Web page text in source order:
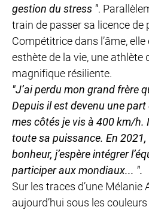
gestion dustress ".
train de passer sa licence de
Compétitrice dans l’âme,
esthète de la vie, une athlète
magnifique résiliente.
"J’ai perdu mon grand frère
Depuis il est devenu une part
mes côtés je vis à 400 km/h.
toute sa puissance. En 2021,
bonheur, j’espère intégrer
participer aux mondiaux... ".
Sur les traces d’une Mélanie
aujourd’hui sous les